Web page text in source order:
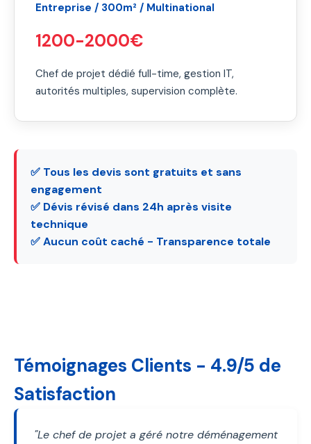
Entreprise / 300m² / Multinational
1200-2000€
Chef de projet dédié full-time, gestion IT,
autorités multiples, supervision complète.
✅ Tous les devis sont gratuits et sans
engagement
✅ Dévis révisé dans 24h après visite
technique
✅ Aucun coût caché - Transparence totale
Témoignages Clients - 4.9/5 de
Satisfaction
"Le chef de projet a géré notre déménagement